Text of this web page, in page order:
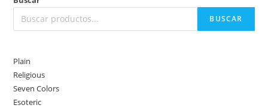
BUSCAR
Plain
Religious
Seven Colors
Esoteric